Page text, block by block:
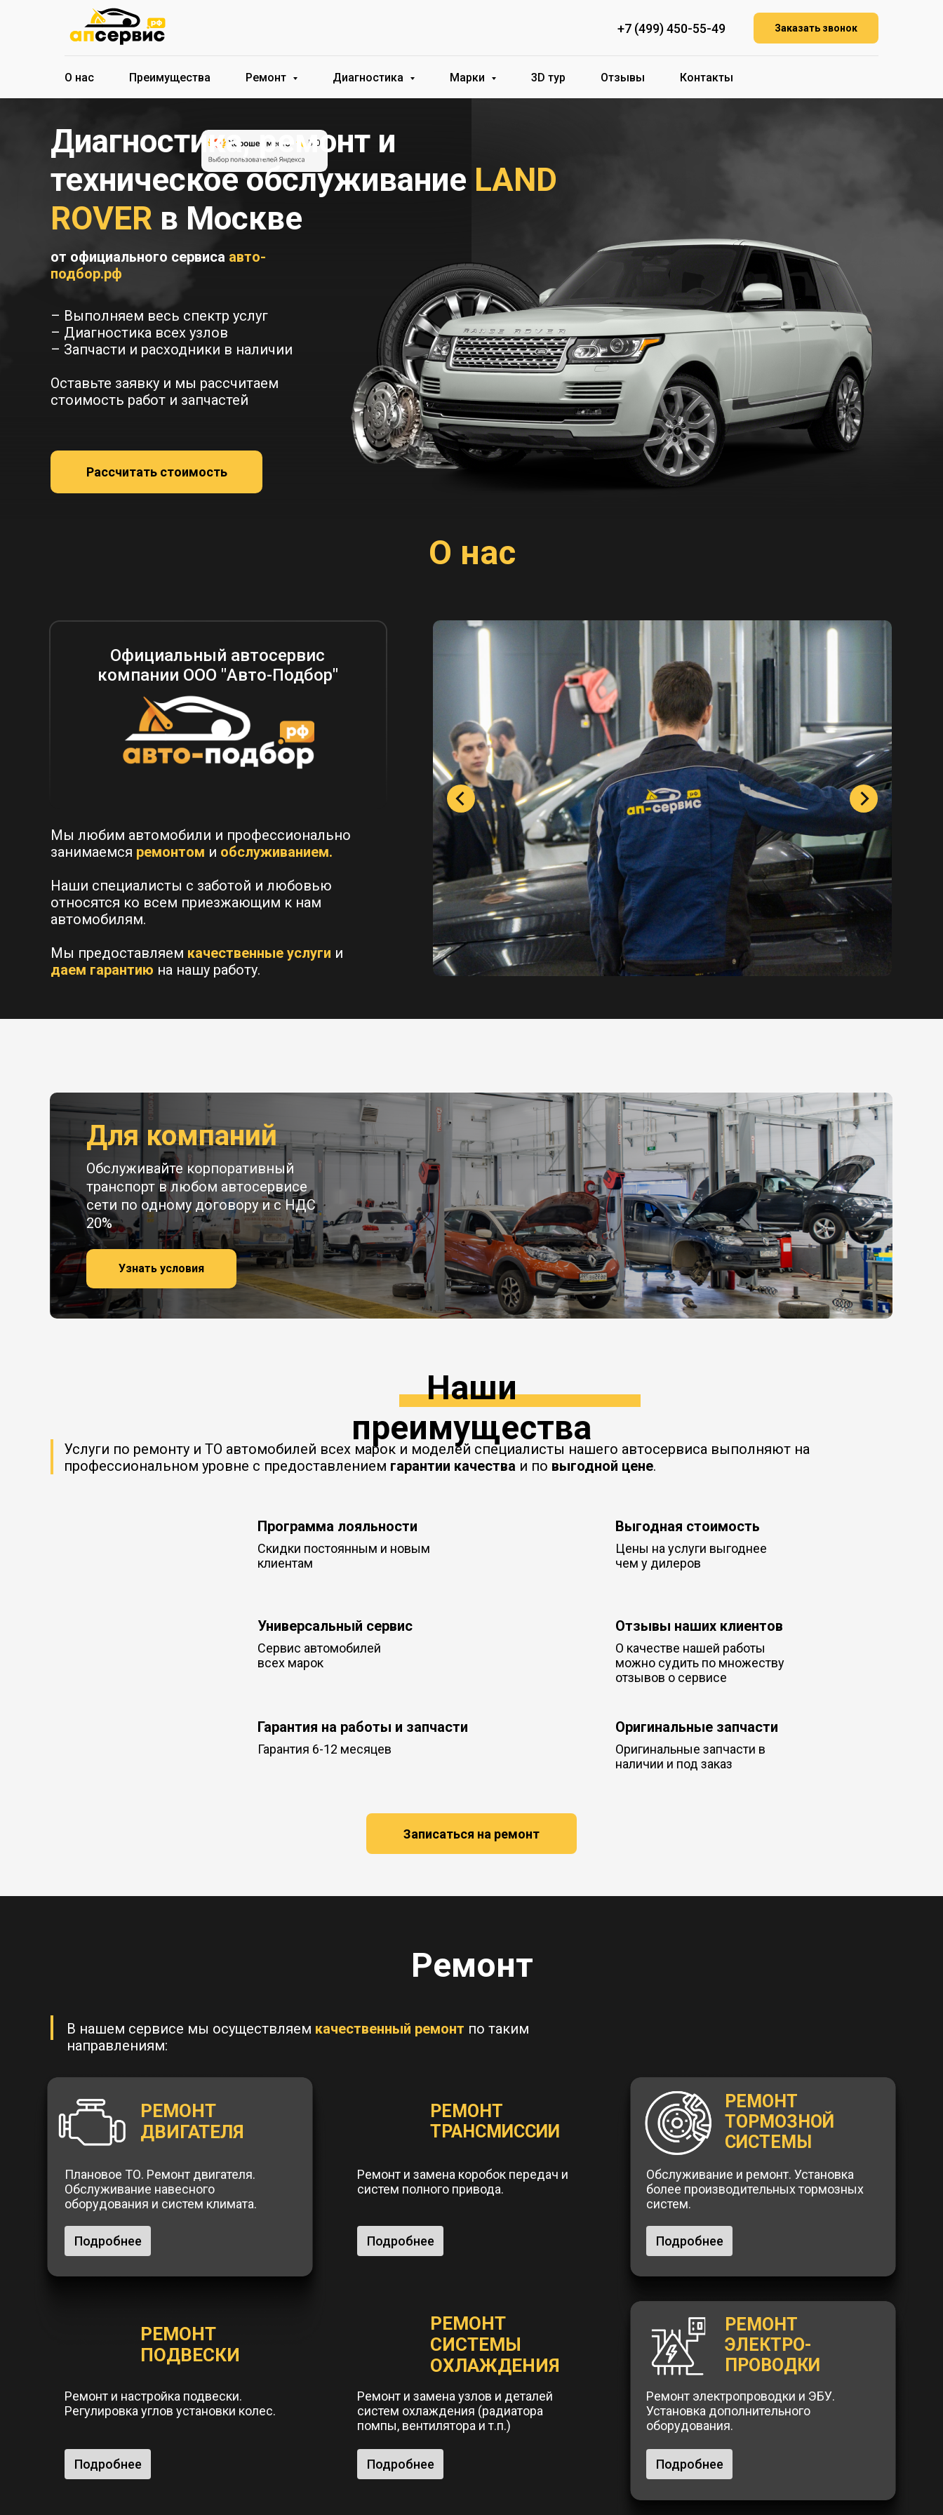
+7 (499) 450-55-49 Заказать звонок
О нас Преимущества Ремонт Диагностика Марки 3D тур Отзывы Контакты
от официального сервиса авто-
подбор.рф
– Выполняем весь спектр услуг
– Диагностика всех узлов
– Запчасти и расходники в наличии
Оставьте заявку и мы рассчитаем
стоимость работ и запчастей
Рассчитать стоимость
Диагностика, ремонт и
техническое обслуживание LAND
ROVER в Москве
О нас
Мы любим автомобили и профессионально
занимаемся ремонтом и обслуживанием.
Наши специалисты с заботой и любовью
относятся ко всем приезжающим к нам
автомобилям.
Мы предоставляем качественные услуги и
даем гарантию на нашу работу.
Официальный автосервис
компании ООО "Авто-Подбор"
Для компаний
Обслуживайте корпоративный
транспорт в любом автосервисе
сети по одному договору и с НДС
20%
Узнать условия
Наши
преимущества
Записаться на ремонт
Услуги по ремонту и ТО автомобилей всех марок и моделей специалисты нашего автосервиса выполняют на
профессиональном уровне с предоставлением гарантии качества и по выгодной цене.
Отзывы наших клиентов
Выгодная стоимость
Оригинальные запчасти
Цены на услуги выгоднее
чем у дилеров
Оригинальные запчасти в
наличии и под заказ
О качестве нашей работы
можно судить по множеству
отзывов о сервисе
Гарантия на работы и запчасти
Программа лояльности
Скидки постоянным и новым
клиентам
Гарантия 6-12 месяцев
Универсальный сервис
Сервис автомобилей
всех марок
РЕМОНТ
СИСТЕМЫ
ОХЛАЖДЕНИЯ
Ремонт и замена узлов и деталей
систем охлаждения (радиатора
помпы, вентилятора и т.п.)
Подробнее
Ремонт
РЕМОНТ
ДВИГАТЕЛЯ
Плановое ТО. Ремонт двигателя.
Обслуживание навесного
оборудования и систем климата.
Подробнее
РЕМОНТ
ТРАНСМИССИИ
Ремонт и замена коробок передач и
систем полного привода.
Подробнее
В нашем сервисе мы осуществляем качественный ремонт по таким
направлениям:
РЕМОНТ
ТОРМОЗНОЙ
СИСТЕМЫ
Обслуживание и ремонт. Установка
более производительных тормозных
систем.
Подробнее
РЕМОНТ
ПОДВЕСКИ
Ремонт и настройка подвески.
Регулировка углов установки колес.
Подробнее
РЕМОНТ
ЭЛЕКТРО-
ПРОВОДКИ
Ремонт электропроводки и ЭБУ.
Установка дополнительного
оборудования.
Подробнее